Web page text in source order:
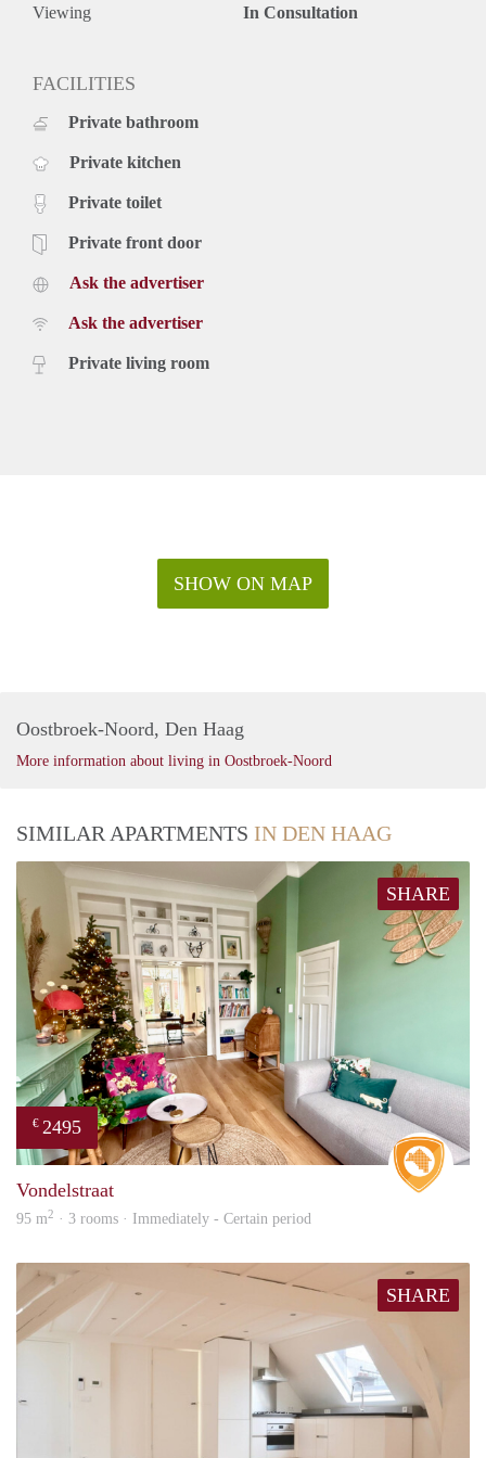
aan de onderstaande eisen:
- U en de leden van uw huishouden hebben de Nederlandse
- Het bruto jaarinkomen (incl. vakantiegeld) van uw
eenpersoonshuishouden of € 71.148 of minder bij een
huishouden met 2 of meer personen (bedrag vanaf 1 januari
2022).
Viewing In Consultation
FACILITIES
Private bathroom
Private kitchen
Private toilet
Private front door
Ask the advertiser
Ask the advertiser
Private living room
SHOW ON MAP
Oostbroek-Noord, Den Haag
More information about living in Oostbroek-Noord
SIMILAR APARTMENTS IN DEN HAAG
SHARE
€ 2495
Real
Vondelstraat
95 m2 · 3 rooms · Immediately - Certain period
SHARE